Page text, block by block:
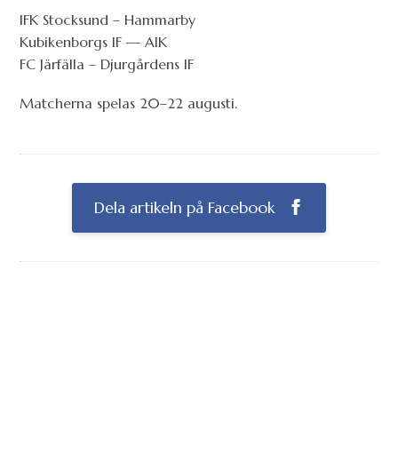
IFK Stocksund – Hammarby
Kubikenborgs IF — AIK
FC Järfälla – Djurgårdens IF
Matcherna spelas 20–22 augusti.
Dela artikeln på Facebook